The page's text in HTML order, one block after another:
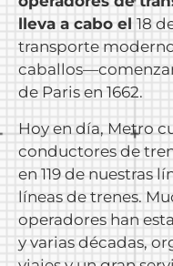
lleva a cabo el 18
transporte
de Paris en 1662.
Hoy en día, Metro
conductores de
en 119 de nuestras
líneas de trenes.
operadores han
y varias décadas,